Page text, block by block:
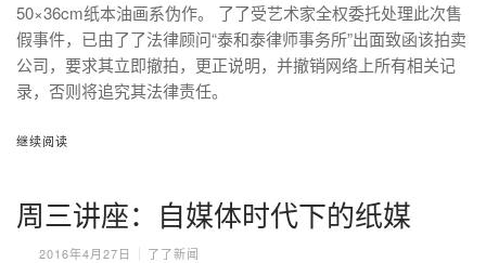
50×36cm纸本油画系伪作。 了了受艺术家全权委托处理此次售
假事件，已由了了法律顾问“泰和泰律师事务所”出面致函该拍卖
公司，要求其立即撤拍，更正说明，并撤销网络上所有相关记
录，否则将追究其法律责任。
继续阅读
周三讲座：自媒体时代下的纸媒
2016年4月27日 了了新闻